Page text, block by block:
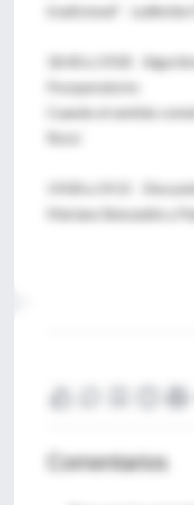
tradicional? Ludhmila
18:40 a 19:00
Posoperatorio:
Cuando el sentido
Rossi
19:00 a 19:15
Mariano Benzadón y
Comentarios